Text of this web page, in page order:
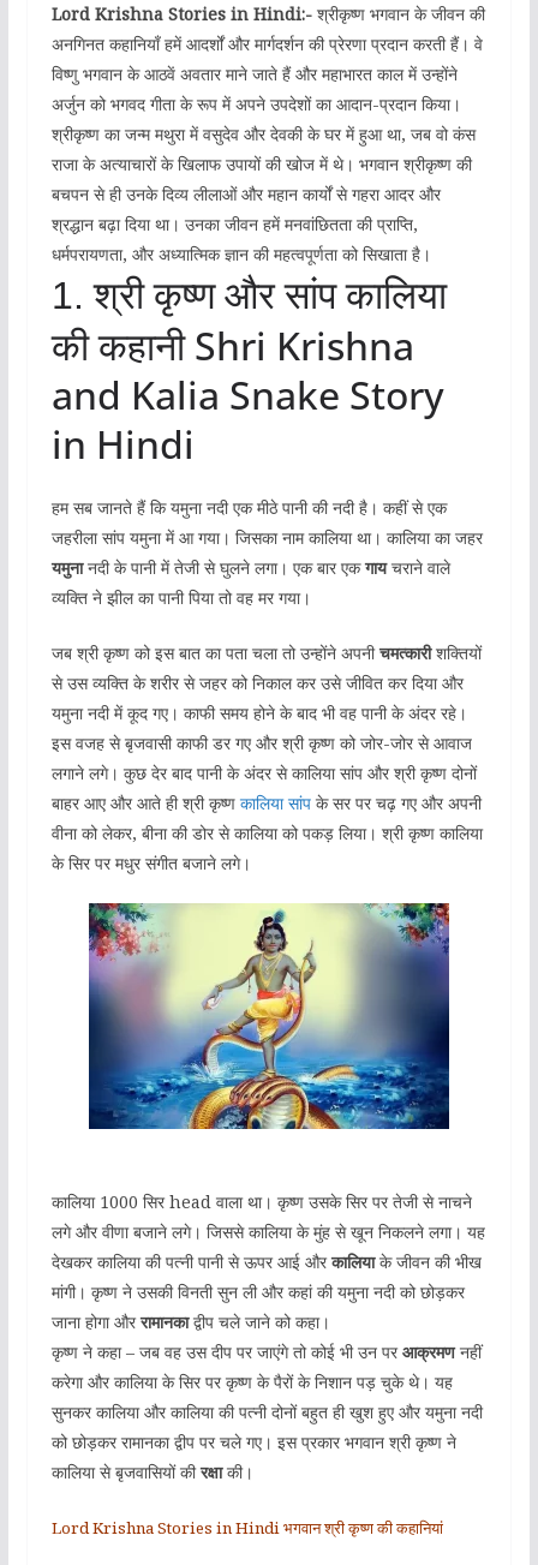
Lord Krishna Stories in Hindi:-श्रीकृष्ण भगवान के जीवन की
अनगिनत कहानियाँ हमें आदर्शों और मार्गदर्शन की प्रेरणा प्रदान करती हैं। वे
विष्णु भगवान के आठवें अवतार माने जाते हैं और महाभारत काल में उन्होंने
अर्जुन को भगवद गीता के रूप में अपने उपदेशों का आदान-प्रदान किया।
श्रीकृष्ण का जन्म मथुरा में वसुदेव और देवकी के घर में हुआ था, जब वो कंस
राजा के अत्याचारों के खिलाफ उपायों की खोज में थे। भगवान श्रीकृष्ण की
बचपन से ही उनके दिव्य लीलाओं और महान कार्यों से गहरा आदर और
श्रद्धान बढ़ा दिया था। उनका जीवन हमें मनवांछितता की प्राप्ति,
धर्मपरायणता, और अध्यात्मिक ज्ञान की महत्वपूर्णता को सिखाता है।
1. श्री कृष्ण और सांप कालिया
की कहानी Shri Krishna
and Kalia Snake Story
in Hindi
हम सब जानते हैं कि यमुना नदी एक मीठे पानी की नदी है। कहीं से एक
जहरीला सांप यमुना में आ गया। जिसका नाम कालिया था। कालिया का जहर
यमुनानदी के पानी में तेजी से घुलने लगा। एक बार एकगायचराने वाले
व्यक्ति ने झील का पानी पिया तो वह मर गया।
जब श्री कृष्ण को इस बात का पता चला तो उन्होंने अपनीचमत्कारीशक्तियों
से उस व्यक्ति के शरीर से जहर को निकाल कर उसे जीवित कर दिया और
यमुना नदी में कूद गए। काफी समय होने के बाद भी वह पानी के अंदर रहे।
इस वजह से बृजवासी काफी डर गए और श्री कृष्ण को जोर-जोर से आवाज
लगाने लगे। कुछ देर बाद पानी के अंदर से कालिया सांप और श्री कृष्ण दोनों
बाहर आए और आते ही श्री कृष्ण कालिया सांपके सर पर चढ़ गए और अपनी
वीना को लेकर, बीना की डोर से कालिया को पकड़ लिया। श्री कृष्ण कालिया
के सिर पर मधुर संगीत बजाने लगे।
कालिया 1000 सिर head वाला था। कृष्ण उसके सिर पर तेजी से नाचने
लगे और वीणा बजाने लगे। जिससे कालिया के मुंह से खून निकलने लगा। यह
देखकर कालिया की पत्नी पानी से ऊपर आई औरकालियाके जीवन की भीख
मांगी। कृष्ण ने उसकी विनती सुन ली और कहां की यमुना नदी को छोड़कर
जाना होगा औररामानकाद्वीप चले जाने को कहा।
कृष्ण ने कहा – जब वह उस दीप पर जाएंगे तो कोई भी उन परआक्रमणनहीं
करेगा और कालिया के सिर पर कृष्ण के पैरों के निशान पड़ चुके थे। यह
सुनकर कालिया और कालिया की पत्नी दोनों बहुत ही खुश हुए और यमुना नदी
को छोड़कर रामानका द्वीप पर चले गए। इस प्रकार भगवान श्री कृष्ण ने
कालिया से बृजवासियों कीरक्षाकी।
Lord Krishna Stories in Hindi भगवान श्री कृष्ण की कहानियां